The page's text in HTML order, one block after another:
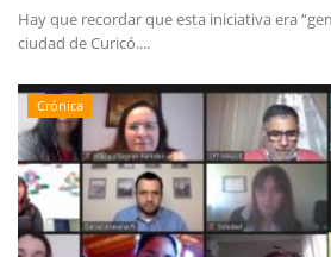
Hay que recordar que esta iniciativa era
ciudad de Curicó....
Crónica